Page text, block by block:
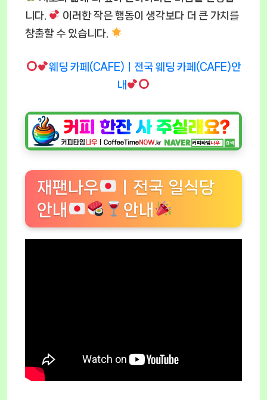
니다.
이러한 작은 행동이 생각보다 더 큰 가치를
창출할 수 있습니다.
웨딩 카페(CAFE)ㅣ전국 웨딩 카페(CAFE)안
내
재팬나우
ㅣ전국 일식당
안내
안내